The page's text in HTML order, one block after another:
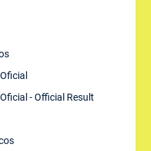
- Official Result